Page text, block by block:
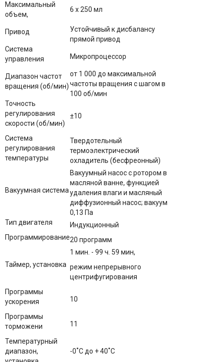
Максимальный
объем,
6 х 250 мл
Привод
Устойчивый к дисбалансу
прямой привод
Система
управления
Микропроцессор
Диапазон частот
вращения (об/мин)
от 1 000 до максимальной
частоты вращения с шагом в
100 об/мин
Точность
регулирования
скорости (об/мин)
±10
Система
регулирования
температуры
Твердотельный
термоэлектрический
охладитель (бесфреонный)
Вакуумная система
Вакуумный насос с ротором в
масляной ванне, функцией
удаления влаги и масляный
диффузионный насос; вакуум
0,13 Па
Тип двигателя
Индукционный
Программирование20 программ
Таймер, установка
1 мин. - 99 ч. 59 мин,
режим непрерывного
центрифугирования
Программы
ускорения
10
Программы
торможени
11
Температурный
диапазон,
-0˚С до + 40˚С